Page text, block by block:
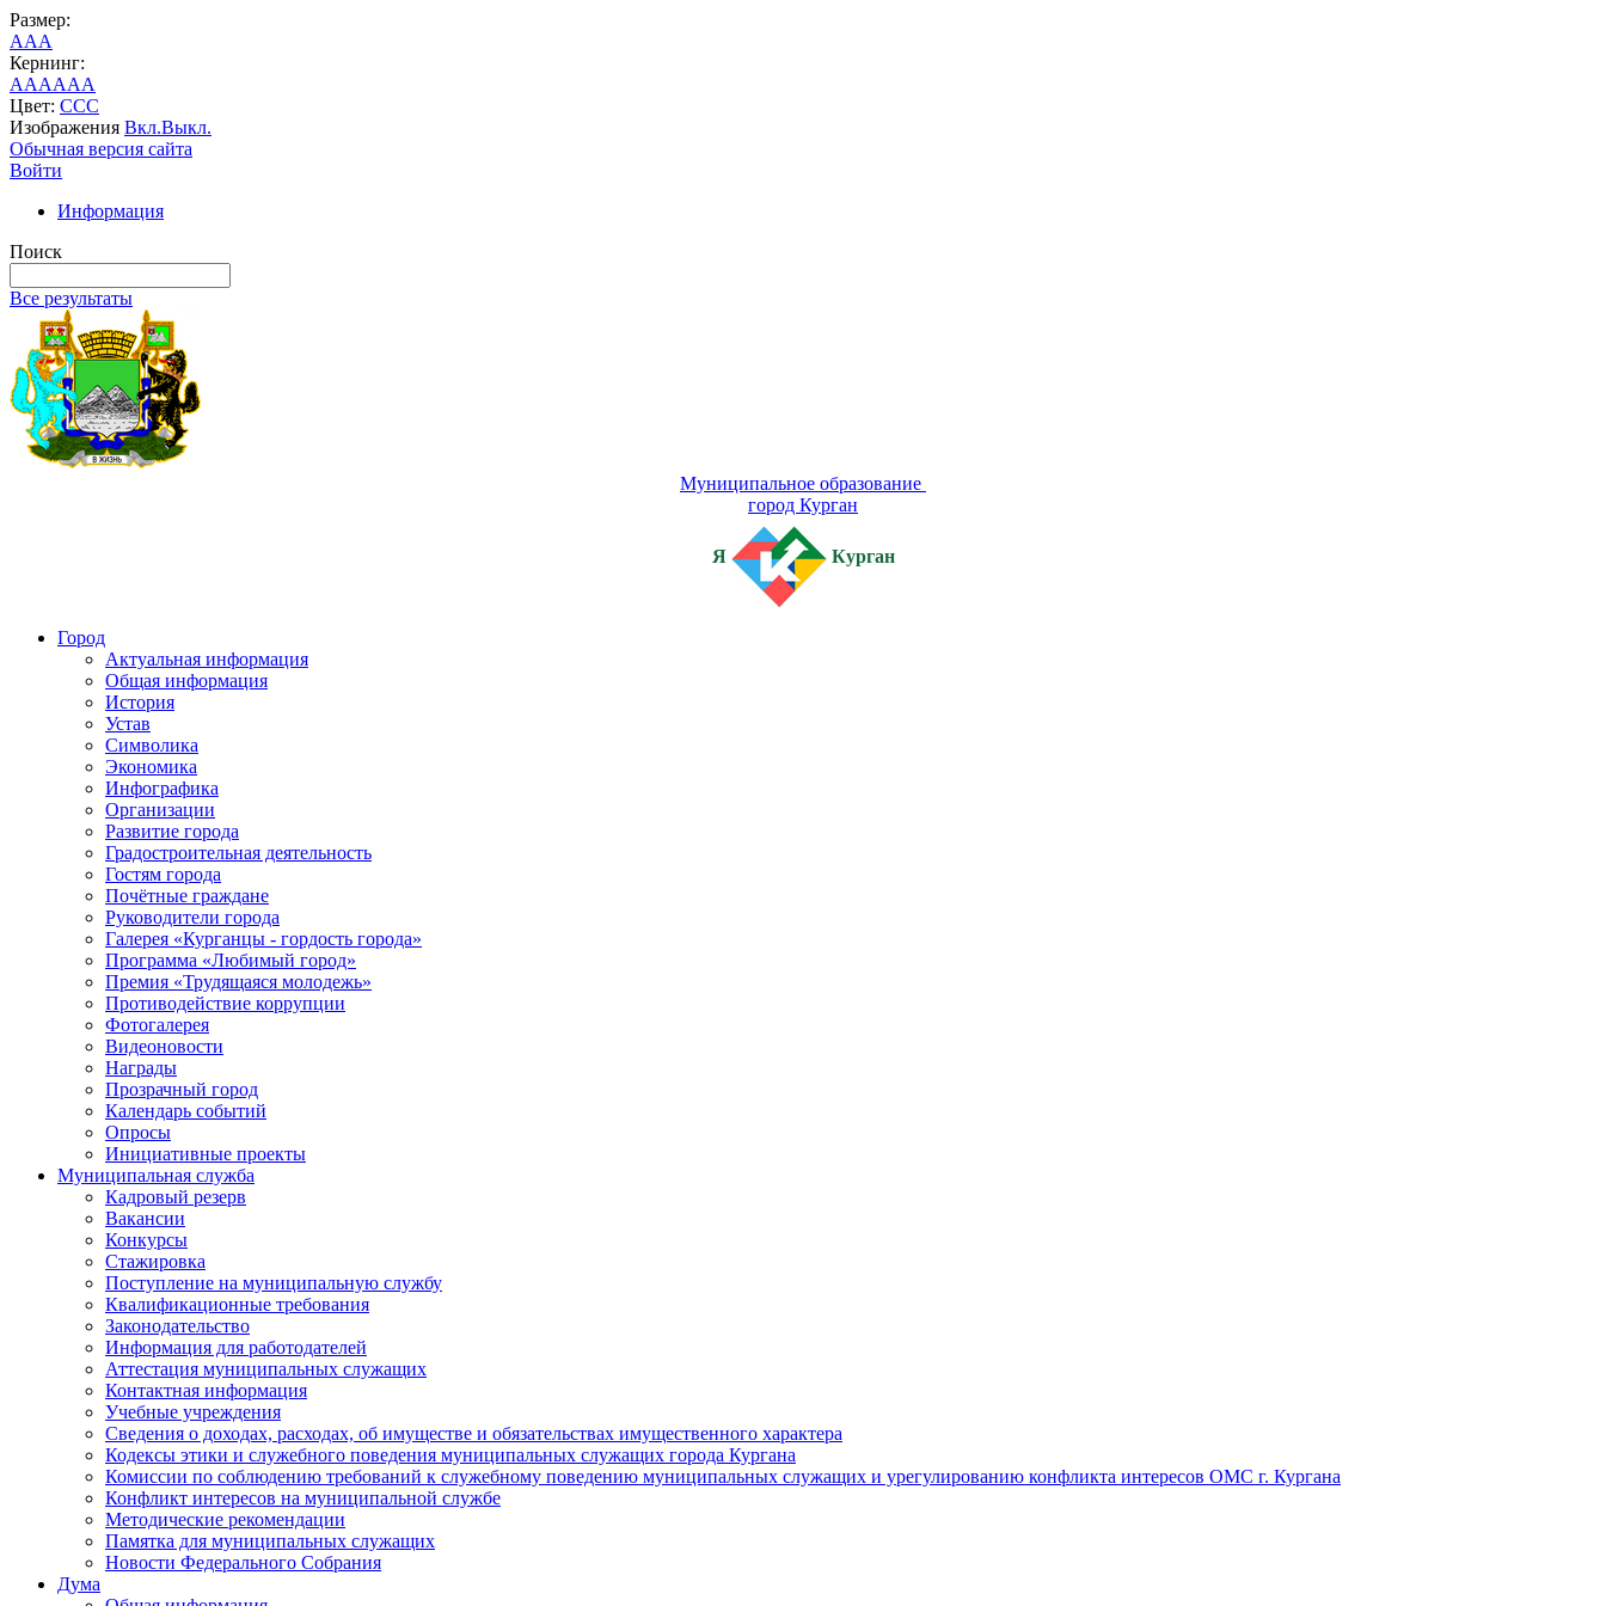
Размер:
AAA
Кернинг:
AAAAAA
Цвет: CCC
Изображения Вкл.Выкл.
Обычная версия сайта
Войти
Информация
Поиск
Все результаты
Муниципальное образование
город Курган
Я Курган
Город
Актуальная информация
Общая информация
История
Устав
Символика
Экономика
Инфографика
Организации
Развитие города
Градостроительная деятельность
Гостям города
Почётные граждане
Руководители города
Галерея «Курганцы - гордость города»
Программа «Любимый город»
Премия «Трудящаяся молодежь»
Противодействие коррупции
Фотогалерея
Видеоновости
Награды
Прозрачный город
Календарь событий
Опросы
Инициативные проекты
Муниципальная служба
Кадровый резерв
Вакансии
Конкурсы
Стажировка
Поступление на муниципальную службу
Квалификационные требования
Законодательство
Информация для работодателей
Аттестация муниципальных служащих
Контактная информация
Учебные учреждения
Сведения о доходах, расходах, об имуществе и обязательствах имущественного характера
Кодексы этики и служебного поведения муниципальных служащих города Кургана
Комиссии по соблюдению требований к служебному поведению муниципальных служащих и урегулированию конфликта интересов ОМС г. Кургана
Конфликт интересов на муниципальной службе
Методические рекомендации
Памятка для муниципальных служащих
Новости Федерального Cобрания
Дума